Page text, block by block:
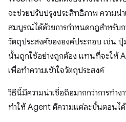
จะช่วยปรับปรุงประสิทธิภาพ ความน่า
สมบูรณ์ได้ด้วยการกำหนดกฎสำหรับก
วัตถุประสงค์ขององค์ประกอบ เช่น
นั้นถูกใช้อย่างถูกต้อง แทนที่จะให้
เพื่อทำความเข้าใจวัตถุประสงค์
วิธีนี้มีความน่าเชื่อถือมากกว่าการทำ
ทำให้ Agent ตีความแต่ละขั้นตอนได้